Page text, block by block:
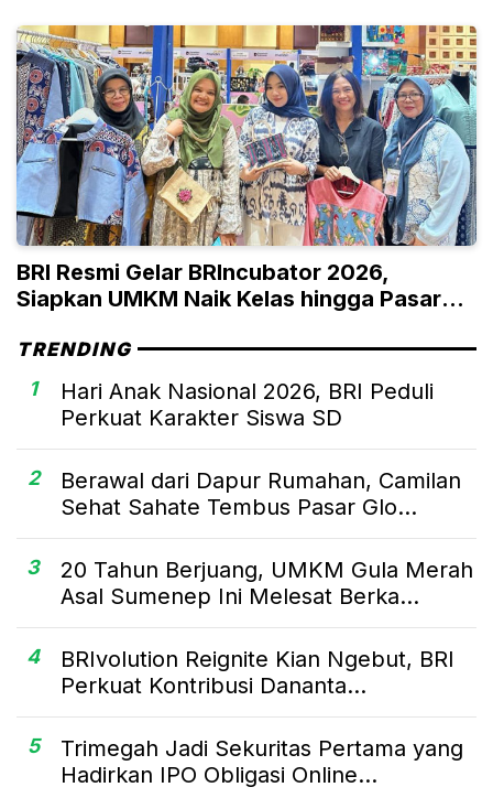
BRI Resmi Gelar BRIncubator 2026,
Siapkan UMKM Naik Kelas hingga Pasar
TRENDING
1
Hari Anak Nasional 2026, BRI Peduli
Perkuat Karakter Siswa SD
2
Berawal dari Dapur Rumahan, Camilan
Sehat Sahate Tembus Pasar Glo...
3
20 Tahun Berjuang, UMKM Gula Merah
Asal Sumenep Ini Melesat Berka...
4
BRIvolution Reignite Kian Ngebut, BRI
Perkuat Kontribusi Dananta...
5
Trimegah Jadi Sekuritas Pertama yang
Hadirkan IPO Obligasi Online...